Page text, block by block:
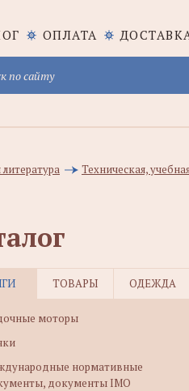
ОПЛАТА
Техническая,
ТОВАРЫ ОДЕЖДА
моторы
нормативные
документы IMO